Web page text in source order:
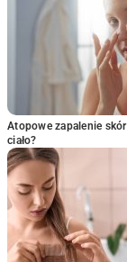
Atopowe zapalenie
ciało?